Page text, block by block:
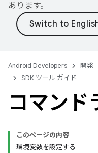
あります。
Android Developers 開発
SDK ツール ガイド
コマンド
このページの内容
環境変数を設定する